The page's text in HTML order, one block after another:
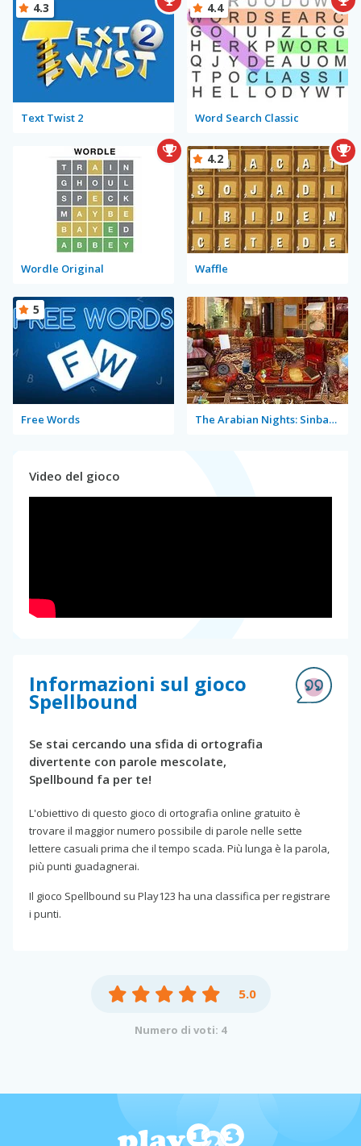
Text Twist 2
4.3
Word Search Classic
4.4
Wordle Original Waffle
4.2
Free Words
5
The Arabian Nights: Sinbad the Voyager
Video del gioco
Informazioni sul gioco
Spellbound
Se stai cercando una sfida di ortografia
divertente con parole mescolate,
Spellbound fa per te!
L'obiettivo di questo gioco di ortografia online gratuito è
trovare il maggior numero possibile di parole nelle sette
lettere casuali prima che il tempo scada. Più lunga è la parola,
più punti guadagnerai.
Il gioco Spellbound su Play123 ha una classifica per registrare
i punti.
5.0
Numero di voti: 4